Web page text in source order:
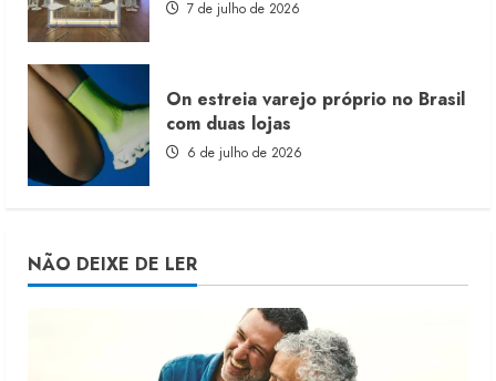
7 de julho de 2026
On estreia varejo próprio no Brasil
com duas lojas
6 de julho de 2026
NÃO DEIXE DE LER